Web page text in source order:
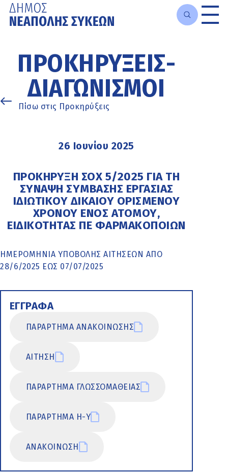
κυρίως
περιεχόμενο
ΠΡΟΚΗΡΎΞΕΙΣ-
ΔΙΑΓΩΝΙΣΜΟΊ
Πίσω στις Προκηρύξεις
26 Ιουνίου 2025
ΠΡΟΚΗΡΥΞΗ ΣΟΧ 5/2025 ΓΙΑ ΤΗ
ΣΥΝΑΨΗ ΣΥΜΒΑΣΗΣ ΕΡΓΑΣΙΑΣ
ΙΔΙΩΤΙΚΟΥ ΔΙΚΑΙΟΥ ΟΡΙΣΜΕΝΟΥ
ΧΡΟΝΟΥ ΕΝΟΣ ΑΤΟΜΟΥ,
ΕΙΔΙΚΟΤΗΤΑΣ ΠΕ ΦΑΡΜΑΚΟΠΟΙΩΝ
ΗΜΕΡΟΜΗΝΙΑ ΥΠΟΒΟΛΗΣ ΑΙΤΗΣΕΩΝ ΑΠΟ
28/6/2025 ΕΩΣ 07/07/2025
ΕΓΓΡΑΦΑ
ΠΑΡΑΡΤΗΜΑ ΑΝΑΚΟΙΝΩΣΗΣ
ΑΙΤΗΣΗ
ΠΑΡΑΡΤΗΜΑ ΓΛΩΣΣΟΜΑΘΕΙΑΣ
ΠΑΡΑΡΤΗΜΑ Η-Υ
ΑΝΑΚΟΙΝΩΣΗ